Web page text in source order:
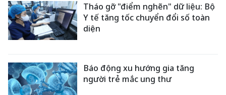
Tháo gỡ "điểm nghẽn" dữ liệu: Bộ
Y tế tăng tốc chuyển đổi số toàn
diện
Báo động xu hướng gia tăng
người trẻ mắc ung thư